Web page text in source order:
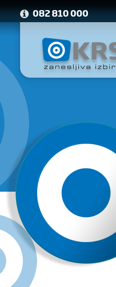
082 810 000